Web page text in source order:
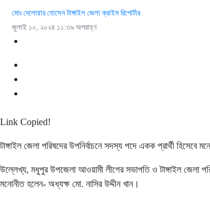
মোঃ দেলোয়ার হোসেন টাঙ্গাইল জেলা ক্রাইম রিপোর্টার
জুলাই ১০, ২০২৪ ১১:৩৯ অপরাহ্ণ
Link Copied!
টাঙ্গাইল জেলা পরিষদের উপনির্বাচনে সদস্য পদে একক প্রার্থী
উল্লেখ্য, মধুপুর উপজেলা আওয়ামী লীগের সভাপতি ও টাঙ্গাইল জেলা
মনোনীত হলেন- অধ্যক্ষ মো. নাসির উদ্দীন খান।